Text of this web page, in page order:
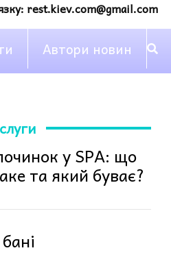
rest.kiev.com@gmail.com
Автори новин
у SPA: що
та який буває?